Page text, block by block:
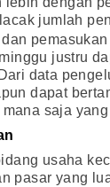
jumlah
justru
data
dapat
saja
usaha
pasar yang